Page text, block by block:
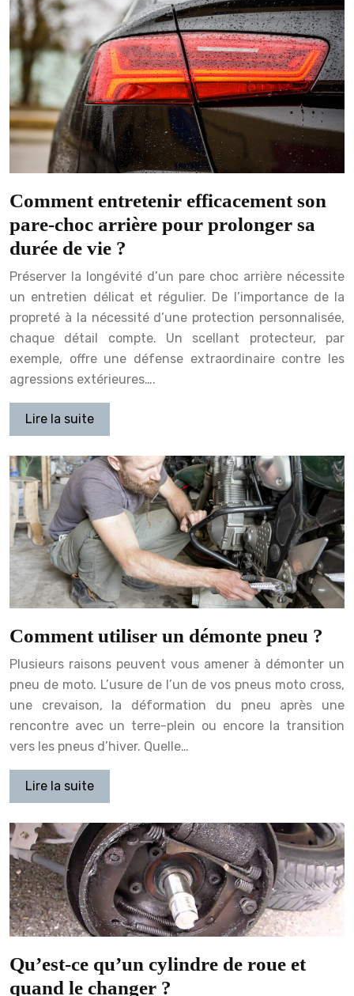
Comment entretenir efficacement son
pare-choc arrière pour prolonger sa
durée de vie ?
Préserver la longévité d’un pare choc arrière nécessite
un entretien délicat et régulier. De l’importance de la
propreté à la nécessité d’une protection personnalisée,
chaque détail compte. Un scellant protecteur, par
exemple, offre une défense extraordinaire contre les
agressions extérieures….
Lire la suite
Comment utiliser un démonte pneu ?
Plusieurs raisons peuvent vous amener à démonter un
pneu de moto. L’usure de l’un de vos pneus moto cross,
une crevaison, la déformation du pneu après une
rencontre avec un terre-plein ou encore la transition
vers les pneus d’hiver. Quelle…
Lire la suite
Qu’est-ce qu’un cylindre de roue et
quand le changer ?